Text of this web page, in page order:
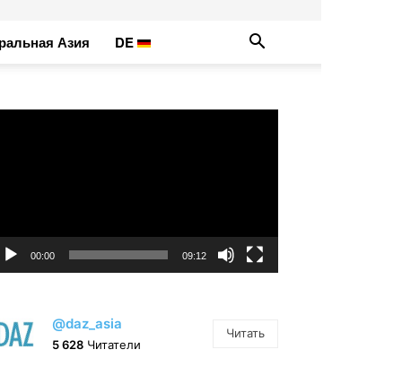
Азия DE
00:00 09:12
@daz_asia
5 628 Читатели
Читать